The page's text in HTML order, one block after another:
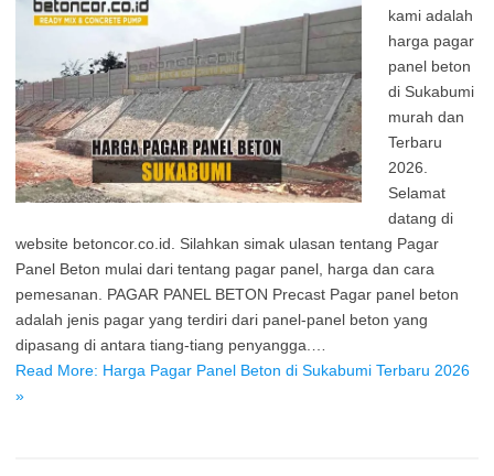
kami adalah
harga pagar
panel beton
di Sukabumi
murah dan
Terbaru
2026.
Selamat
datang di
website betoncor.co.id. Silahkan simak ulasan tentang Pagar
Panel Beton mulai dari tentang pagar panel, harga dan cara
pemesanan. PAGAR PANEL BETON Precast Pagar panel beton
adalah jenis pagar yang terdiri dari panel-panel beton yang
dipasang di antara tiang-tiang penyangga.…
Read More: Harga Pagar Panel Beton di Sukabumi Terbaru 2026
»